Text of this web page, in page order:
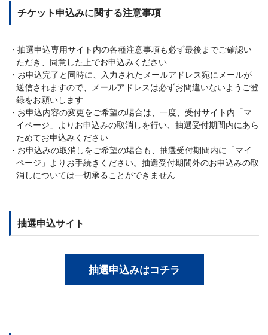
チケット申込みに関する注意事項
抽選申込専用サイト内の各種注意事項も必ず最後までご確認い
ただき、同意した上でお申込みください
お申込完了と同時に、入力されたメールアドレス宛にメールが
送信されますので、メールアドレスは必ずお間違いないようご登
録をお願いします
お申込内容の変更をご希望の場合は、一度、受付サイト内「マ
イページ」よりお申込みの取消しを行い、抽選受付期間内にあら
ためてお申込みください
お申込みの取消しをご希望の場合も、抽選受付期間内に「マイ
ページ」よりお手続きください。抽選受付期間外のお申込みの取
消しについては一切承ることができません
抽選申込サイト
抽選申込みはコチラ